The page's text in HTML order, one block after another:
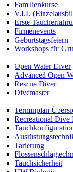
Familienkurse
V.I.P.
Erste
Firmenevents
Geburtstagsfeiern
Workshops für
Open Water Diver
Advanced Open
Rescue Diver
Divemaster
Terminplan
Recreational Dive
Tarierung
Tauchsicherheit